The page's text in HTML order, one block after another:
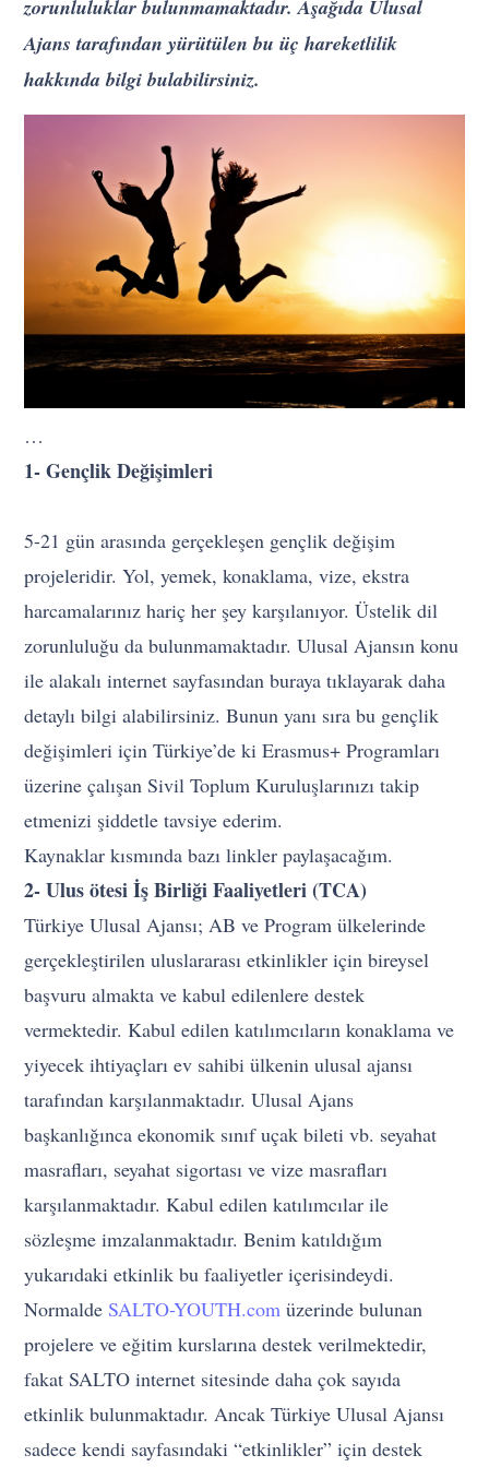
zorunluluklar bulunmamaktadır. Aşağıda Ulusal
Ajans tarafından yürütülen bu üç hareketlilik
hakkında bilgi bulabilirsiniz.
…
1- Gençlik Değişimleri
5-21 gün arasında gerçekleşen gençlik değişim
projeleridir. Yol, yemek, konaklama, vize, ekstra
harcamalarınız hariç her şey karşılanıyor. Üstelik dil
zorunluluğu da bulunmamaktadır. Ulusal Ajansın konu
ile alakalı internet sayfasından buraya tıklayarak daha
detaylı bilgi alabilirsiniz. Bunun yanı sıra bu gençlik
değişimleri için Türkiye’de ki Erasmus+ Programları
üzerine çalışan Sivil Toplum Kuruluşlarınızı takip
etmenizi şiddetle tavsiye ederim.
Kaynaklar kısmında bazı linkler paylaşacağım.
2- Ulus ötesi İş Birliği Faaliyetleri (TCA)
Türkiye Ulusal Ajansı; AB ve Program ülkelerinde
gerçekleştirilen uluslararası etkinlikler için bireysel
başvuru almakta ve kabul edilenlere destek
vermektedir. Kabul edilen katılımcıların konaklama ve
yiyecek ihtiyaçları ev sahibi ülkenin ulusal ajansı
tarafından karşılanmaktadır. Ulusal Ajans
başkanlığınca ekonomik sınıf uçak bileti vb. seyahat
masrafları, seyahat sigortası ve vize masrafları
karşılanmaktadır. Kabul edilen katılımcılar ile
sözleşme imzalanmaktadır. Benim katıldığım
yukarıdaki etkinlik bu faaliyetler içerisindeydi.
Normalde SALTO-YOUTH.com üzerinde bulunan
projelere ve eğitim kurslarına destek verilmektedir,
fakat SALTO internet sitesinde daha çok sayıda
etkinlik bulunmaktadır. Ancak Türkiye Ulusal Ajansı
sadece kendi sayfasındaki “etkinlikler” için destek